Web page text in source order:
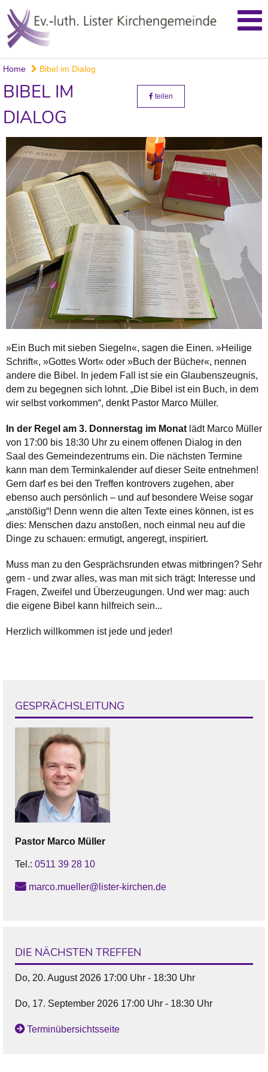
Home Bibel im Dialog
BIBEL IM
DIALOG
teilen
»Ein Buch mit sieben Siegeln«, sagen die Einen. »Heilige
Schrift«, »Gottes Wort« oder »Buch der Bücher«, nennen
andere die Bibel. In jedem Fall ist sie ein Glaubenszeugnis,
dem zu begegnen sich lohnt. „Die Bibel ist ein Buch, in dem
wir selbst vorkommen“, denkt Pastor Marco Müller.
In der Regel am 3. Donnerstag im Monat lädt Marco Müller
von 17:00 bis 18:30 Uhr zu einem offenen Dialog in den
Saal des Gemeindezentrums ein. Die nächsten Termine
kann man dem Terminkalender auf dieser Seite entnehmen!
Gern darf es bei den Treffen kontrovers zugehen, aber
ebenso auch persönlich – und auf besondere Weise so­gar
„an­stößig“! Denn wenn die alten Texte eines können, ist es
dies: Menschen dazu an­stoßen, noch einmal neu auf die
Dinge zu schauen: ermutigt, angeregt, inspiriert.
Muss man zu den Gesprächsrunden etwas mitbringen? Sehr
gern - und zwar alles, was man mit sich trägt: Interesse und
Fragen, Zweifel und Überzeugungen. Und wer mag: auch
die eigene Bibel kann hilfreich sein...
Herzlich willkommen ist jede und jeder!
GESPRÄCHSLEITUNG
Pastor Marco Müller
Tel.: 0511 39 28 10
marco.mueller@lister-kirchen.de
DIE NÄCHSTEN TREFFEN
Do, 20. August 2026 17:00 Uhr - 18:30 Uhr
Do, 17. September 2026 17:00 Uhr - 18:30 Uhr
Terminübersichtsseite